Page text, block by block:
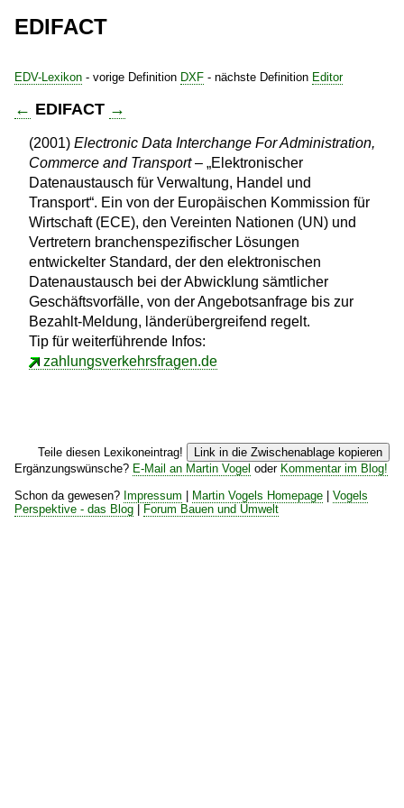
EDIFACT
EDV-Lexikon - vorige Definition DXF - nächste Definition Editor
← EDIFACT →
(2001) Electronic Data Interchange For Administration,
Commerce and Transport– „Elektronischer
Datenaustausch für Verwaltung, Handel und
Transport“. Ein von der Europäischen Kommission für
Wirtschaft (ECE), den Vereinten Nationen (UN) und
Vertretern branchenspezifischer Lösungen
entwickelter Standard, der den elektronischen
Datenaustausch bei der Abwicklung sämtlicher
Geschäftsvorfälle, von der Angebotsanfrage bis zur
Bezahlt-Meldung, länderübergreifend regelt.
Tip für weiterführende Infos:
zahlungsverkehrsfragen.de
Teile diesen Lexikoneintrag!
Link in die Zwischenablage kopieren
Ergänzungswünsche? E-Mail an Martin Vogel oder Kommentar im Blog!
Schon da gewesen? Impressum Martin Vogels Homepage
Vogels
Perspektive - das Blog
Forum Bauen und Umwelt